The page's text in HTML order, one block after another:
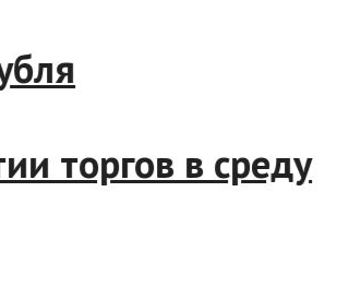
торгов в среду